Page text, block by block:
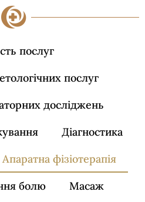
послуг
послуг
досліджень
Діагностика
Апаратна фізіотерапія
болю
Масаж